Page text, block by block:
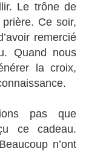
Le trône de
Ce soir,
remercié
Quand nous
la croix,
pas que
ce cadeau.
n’ont